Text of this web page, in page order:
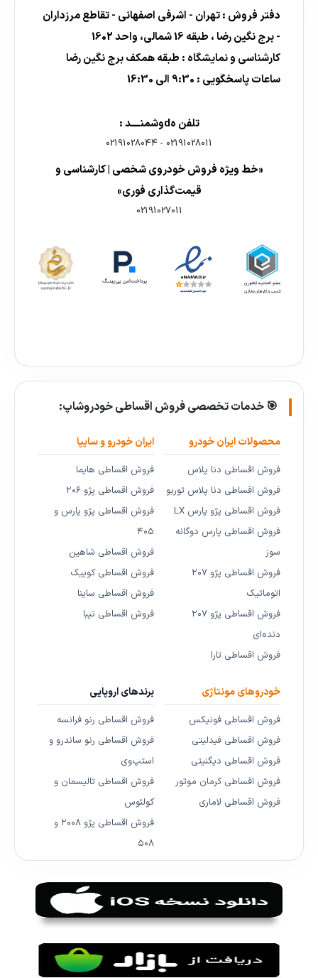
دفتر فروش : تهران - اشرفی اصفهانی - تقاطع مرزداران
- برج نگین رضا ، طبقه 16 شمالی، واحد 1602
کارشناسی و نمایشگاه : طبقه همکف برج نگین رضا
ساعات پاسخگویی : 9:30 الی 16:30
تلفن هdوشمنــــد :
02191028011
-
02191028044
«خط ویژه فروش خودروی شخصی | کارشناسی و
قیمت‌گذاری فوری»
02191027011
🎯 خدمات تخصصی فروش اقساطی خودروشاپ:
محصولات ایران خودرو
فروش اقساطی دنا پلاس
فروش اقساطی دنا پلاس توربو
فروش اقساطی پژو پارس LX
فروش اقساطی پارس دوگانه
سوز
فروش اقساطی پژو ۲۰۷
اتوماتیک
فروش اقساطی پژو ۲۰۷
دنده‌ای
فروش اقساطی تارا
ایران خودرو و سایپا
فروش اقساطی هایما
فروش اقساطی پژو ۲۰۶
فروش اقساطی پژو پارس و
۴۰۵
فروش اقساطی شاهین
فروش اقساطی کوییک
فروش اقساطی ساینا
فروش اقساطی تیبا
خودروهای مونتاژی
فروش اقساطی فونیکس
فروش اقساطی فیدلیتی
فروش اقساطی دیگنیتی
فروش اقساطی کرمان موتور
فروش اقساطی لاماری
برندهای اروپایی
فروش اقساطی رنو فرانسه
فروش اقساطی رنو ساندرو و
استپ‌وی
فروش اقساطی تالیسمان و
کولئوس
فروش اقساطی پژو ۲۰۰۸ و
۵۰۸